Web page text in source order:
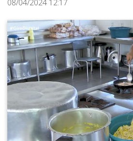
08/04/2024 12:17